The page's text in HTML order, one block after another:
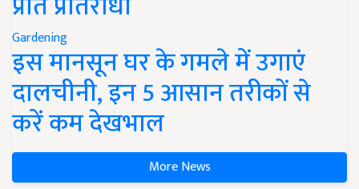
Gardening
इस मानसून घर के गमले में उगाएं
दालचीनी, इन 5 आसान तरीकों से
करें कम देखभाल
More News